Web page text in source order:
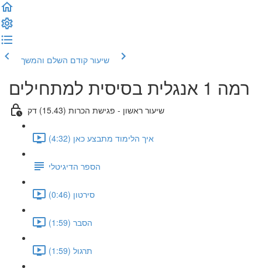
שיעור קודם השלם והמשך
רמה 1 אנגלית בסיסית למתחילים
שיעור ראשון - פגישת הכרות (15.43) דק
איך הלימוד מתבצע כאן (4:32)
הספר הדיגיטלי
סירטון (0:46)
הסבר (1:59)
תרגול (1:59)